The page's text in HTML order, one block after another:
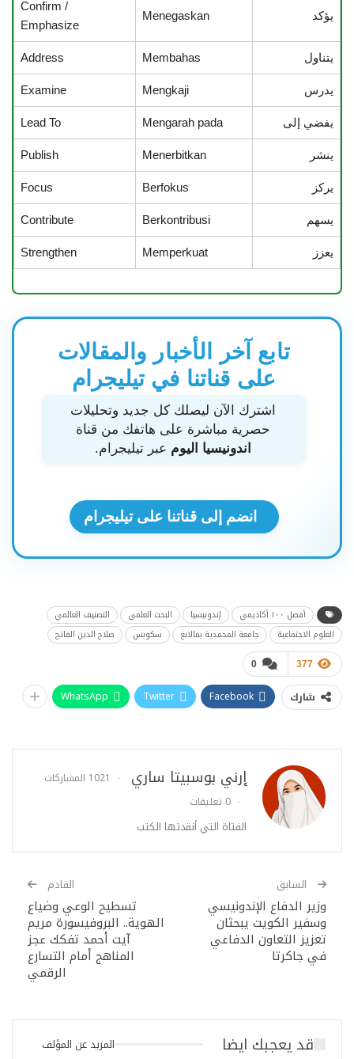
يؤكد Menegaskan
Confirm /
Emphasize
يتناول Membahas
Address
يدرس Mengkaji
Examine
يفضي إلى Mengarah pada
Lead To
ينشر Menerbitkan
Publish
يركز Berfokus
Focus
يسهم Berkontribusi
Contribute
يعزز Memperkuat
Strengthen
تابع آخر الأخبار والمقالات
على قناتنا في تيليجرام
اشترك الآن ليصلك كل جديد وتحليلات
حصرية مباشرة على هاتفك من قناة
اندونيسيا اليوم عبر تيليجرام.
انضم إلى قناتنا على تيليجرام
أفضل ١٠٠ أكاديمي إندونيسيا البحث العلمي
التصنيف العالمي
العلوم الاجتماعية
جامعة المحمدية بمالانغ سكوبس صلاح الدين الفاتح
0 377
شارك Facebook
Twitter
WhatsApp
إرني بوسبيتا ساري
1021 المشاركات
0 تعليقات
الفتاة التي أنقدتها الكتب
السابق
وزير الدفاع الإندونيسي
وسفير الكويت يبحثان
تعزيز التعاون الدفاعي
في جاكرتا
القادم
تسطيح الوعي وضياع
الهوية.. البروفيسورة مريم
آيت أحمد تفكك عجز
المناهج أمام التسارع
الرقمي
قد يعجبك ايضا المزيد عن المؤلف